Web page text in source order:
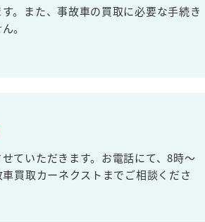
。また、事故車の買取に必要な手続き
。
ていただきます。お電話にて、8時～
買取カーネクストまでご相談くださ